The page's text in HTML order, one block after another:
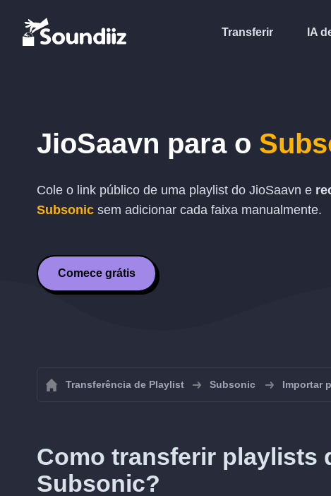
Transferir IA
JioSaavn para o
Cole o link público de uma playlist do JioSaavn e
Subsonic sem adicionar cada faixa manualmente.
Comece grátis
Transferência de Playlist Subsonic Importar
Como transferir playlists
Subsonic?